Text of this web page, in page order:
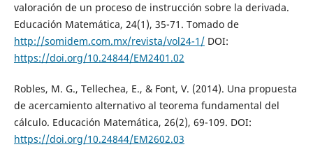
valoración de un proceso de instrucción sobre la derivada.
Educación Matemática, 24(1), 35-71. Tomado de
http://somidem.com.mx/revista/vol24-1/DOI:
https://doi.org/10.24844/EM2401.02
Robles, M. G., Tellechea, E., & Font, V. (2014). Una propuesta
de acercamiento alternativo al teorema fundamental del
cálculo. Educación Matemática, 26(2), 69-109. DOI:
https://doi.org/10.24844/EM2602.03